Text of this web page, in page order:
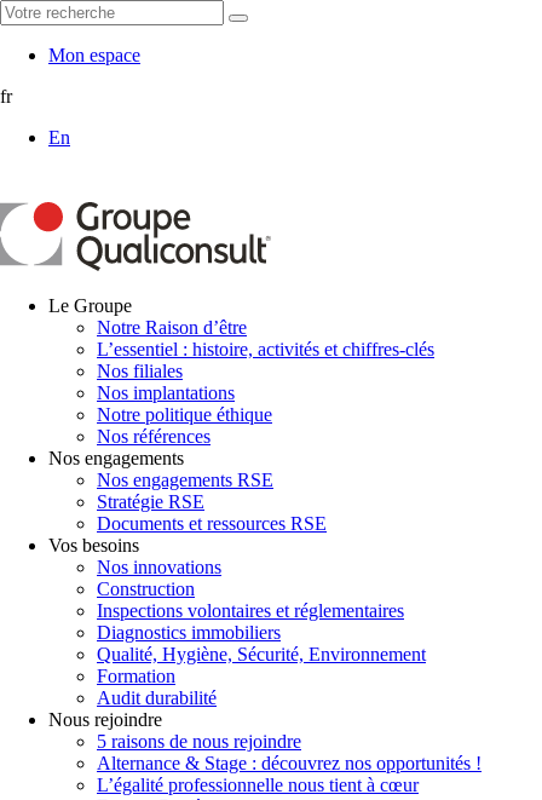
Mon espace
fr
En
Le Groupe
Notre Raison d’être
L’essentiel : histoire, activités et chiffres-clés
Nos filiales
Nos implantations
Notre politique éthique
Nos références
Nos engagements
Nos engagements RSE
Stratégie RSE
Documents et ressources RSE
Vos besoins
Nos innovations
Construction
Inspections volontaires et réglementaires
Diagnostics immobiliers
Qualité, Hygiène, Sécurité, Environnement
Formation
Audit durabilité
Nous rejoindre
5 raisons de nous rejoindre
Alternance & Stage : découvrez nos opportunités !
L’égalité professionnelle nous tient à cœur